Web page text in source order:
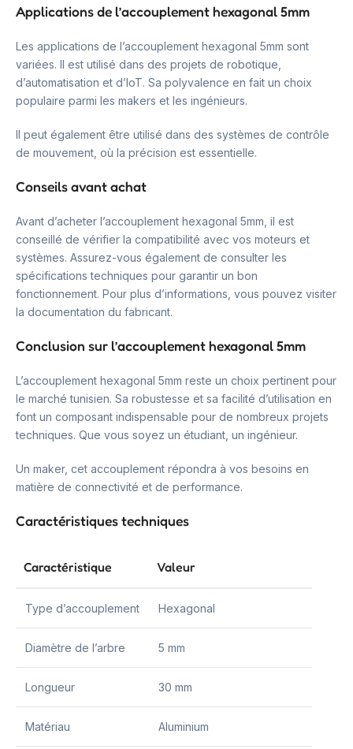
Applications de l’accouplement hexagonal 5mm
Les applications de l’accouplement hexagonal 5mm sont
variées. Il est utilisé dans des projets de robotique,
d’automatisation et d’IoT. Sa polyvalence en fait un choix
populaire parmi les makers et les ingénieurs.
Il peut également être utilisé dans des systèmes de contrôle
de mouvement, où la précision est essentielle.
Conseils avant achat
Avant d’acheter l’accouplement hexagonal 5mm, il est
conseillé de vérifier la compatibilité avec vos moteurs et
systèmes. Assurez-vous également de consulter les
spécifications techniques pour garantir un bon
fonctionnement. Pour plus d’informations, vous pouvez visiter
la documentation du fabricant.
Conclusion sur l’accouplement hexagonal 5mm
L’accouplement hexagonal 5mm reste un choix pertinent pour
le marché tunisien. Sa robustesse et sa facilité d’utilisation en
font un composant indispensable pour de nombreux projets
techniques. Que vous soyez un étudiant, un ingénieur.
Un maker, cet accouplement répondra à vos besoins en
matière de connectivité et de performance.
Caractéristiques techniques
Caractéristique Valeur
Type d’accouplement Hexagonal
Diamètre de l’arbre 5 mm
Longueur 30 mm
Matériau Aluminium